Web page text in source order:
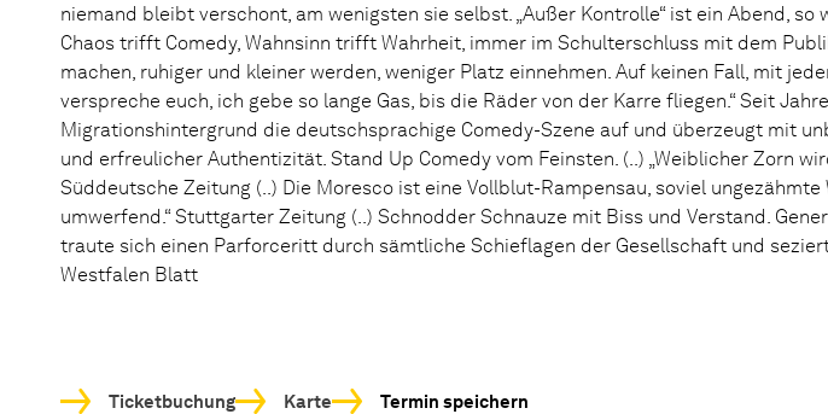
niemand bleibt verschont, am wenigsten sie selbst. „Außer Kontrolle“ ist ein Abend,
Chaos trifft Comedy, Wahnsinn trifft Wahrheit, immer im Schulterschluss mit dem
machen, ruhiger und kleiner werden, weniger Platz einnehmen. Auf keinen Fall, mit
verspreche euch, ich gebe so lange Gas, bis die Räder von der Karre fliegen.“ Seit
Migrationshintergrund die deutschsprachige Comedy-Szene auf und überzeugt mit
und erfreulicher Authentizität. Stand Up Comedy vom Feinsten. (..) „Weiblicher Zorn
Süddeutsche Zeitung (..) Die Moresco ist eine Vollblut-Rampensau, soviel
umwerfend.“ Stuttgarter Zeitung (..) Schnodder Schnauze mit Biss und Verstand.
traute sich einen Parforceritt durch sämtliche Schieflagen der Gesellschaft und
Westfalen Blatt
Ticketbuchung Karte Termin speichern